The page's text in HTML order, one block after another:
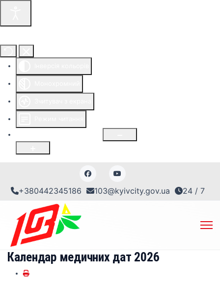
+380442345186 103@kyivcity.gov.ua 24 / 7
Календар медичних дат 2026